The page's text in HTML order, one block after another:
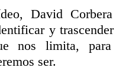
David
y
nos limita, para
ser.